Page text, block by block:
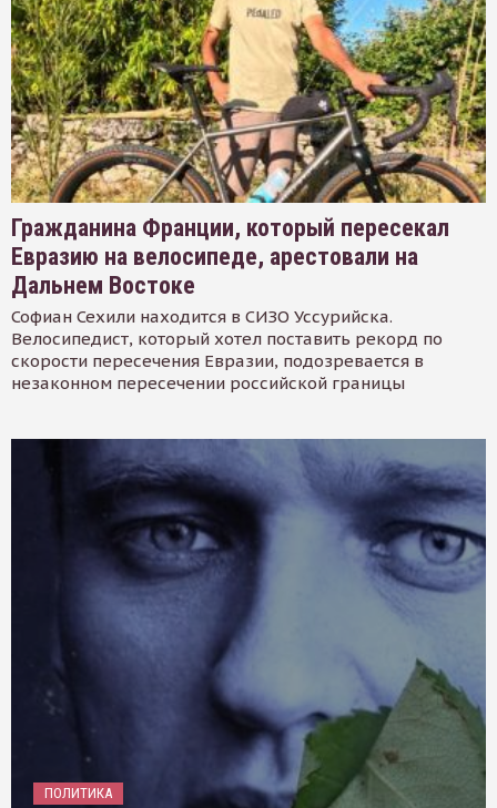
Гражданина Франции, который пересекал
Евразию на велосипеде, арестовали на
Дальнем Востоке
Софиан Сехили находится в СИЗО Уссурийска.
Велосипедист, который хотел поставить рекорд по
скорости пересечения Евразии, подозревается в
незаконном пересечении российской границы
ПОЛИТИКА